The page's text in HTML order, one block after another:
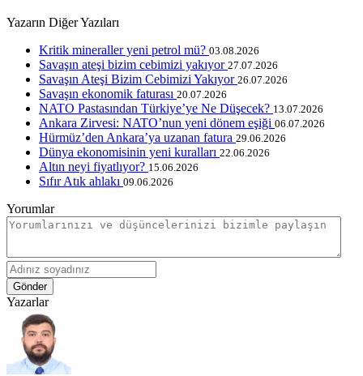
Yazarın Diğer Yazıları
Kritik mineraller yeni petrol mü? 03.08.2026
Savaşın ateşi bizim cebimizi yakıyor 27.07.2026
Savaşın Ateşi Bizim Cebimizi Yakıyor 26.07.2026
Savaşın ekonomik faturası 20.07.2026
NATO Pastasından Türkiye’ye Ne Düşecek? 13.07.2026
Ankara Zirvesi: NATO’nun yeni dönem eşiği 06.07.2026
Hürmüz’den Ankara’ya uzanan fatura 29.06.2026
Dünya ekonomisinin yeni kuralları 22.06.2026
Altın neyi fiyatlıyor? 15.06.2026
Sıfır Atık ahlakı 09.06.2026
Yorumlar
Gönder
Yazarlar